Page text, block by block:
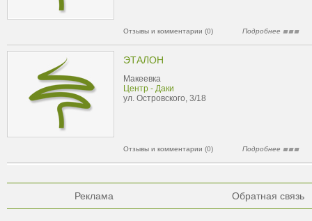
Отзывы и комментарии (0) Подробнее
ЭТАЛОН
Макеевка
Центр - Даки
ул. Островского, 3/18
Отзывы и комментарии (0) Подробнее
Реклама Обратная связь